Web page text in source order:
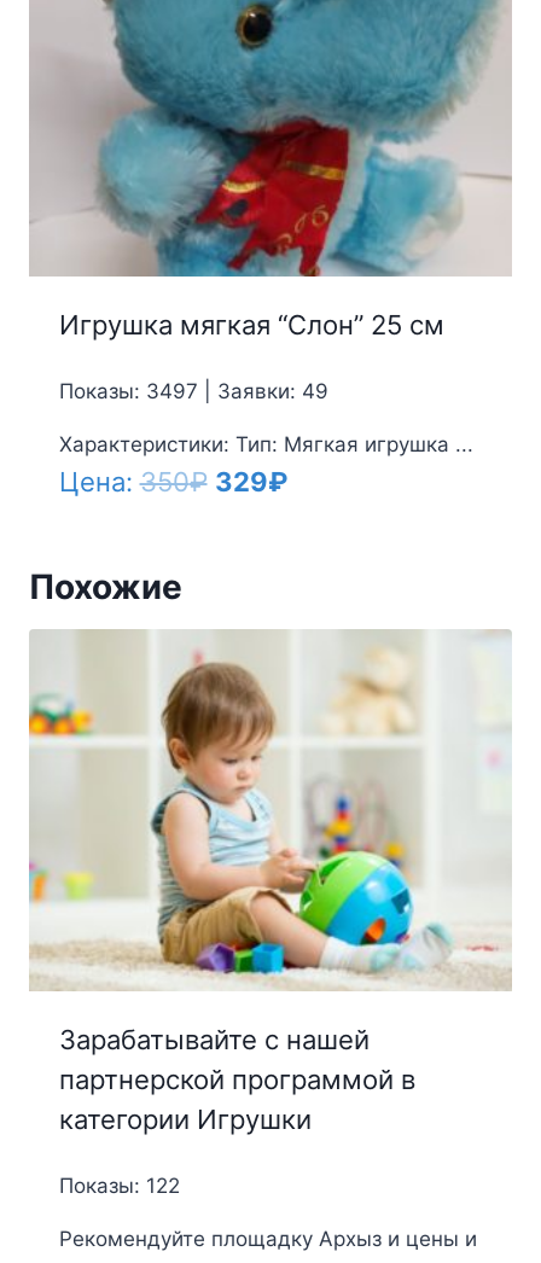
Игрушка мягкая “Слон” 25 см
Показы: 3497 | Заявки: 49
Характеристики: Тип: Мягкая игрушка ...
Цена:350₽ Первоначальная
329₽Текущая
Похожие
Зарабатывайте с нашей
партнерской программой в
категории Игрушки
Показы: 122
Рекомендуйте площадку Архыз и цены и